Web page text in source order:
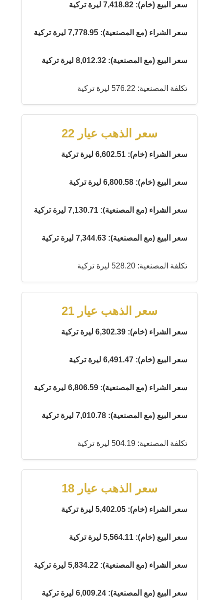
سعر البيع (خام): 7,418.82 ليرة تركية
سعر الشراء (مع المصنعية): 7,778.95 ليرة تركية
سعر البيع (مع المصنعية): 8,012.32 ليرة تركية
تكلفة المصنعية: 576.22 ليرة تركية
سعر الذهب عيار 22
سعر الشراء (خام): 6,602.51 ليرة تركية
سعر البيع (خام): 6,800.58 ليرة تركية
سعر الشراء (مع المصنعية): 7,130.71 ليرة تركية
سعر البيع (مع المصنعية): 7,344.63 ليرة تركية
تكلفة المصنعية: 528.20 ليرة تركية
سعر الذهب عيار 21
سعر الشراء (خام): 6,302.39 ليرة تركية
سعر البيع (خام): 6,491.47 ليرة تركية
سعر الشراء (مع المصنعية): 6,806.59 ليرة تركية
سعر البيع (مع المصنعية): 7,010.78 ليرة تركية
تكلفة المصنعية: 504.19 ليرة تركية
سعر الذهب عيار 18
سعر الشراء (خام): 5,402.05 ليرة تركية
سعر البيع (خام): 5,564.11 ليرة تركية
سعر الشراء (مع المصنعية): 5,834.22 ليرة تركية
سعر البيع (مع المصنعية): 6,009.24 ليرة تركية